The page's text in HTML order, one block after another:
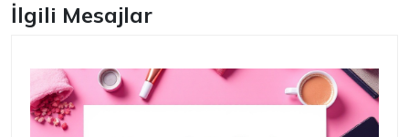
İlgili Mesajlar